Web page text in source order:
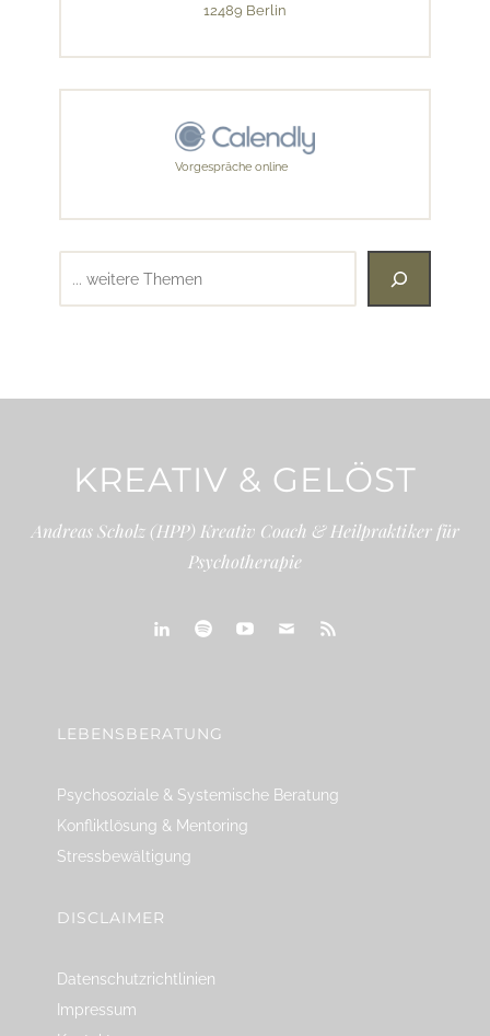
12489 Berlin
Vorgespräche online
KREATIV & GELÖST
Andreas Scholz (HPP) Kreativ Coach & Heilpraktiker für
Psychotherapie
LEBENSBERATUNG
Psychosoziale & Systemische Beratung
Konfliktlösung & Mentoring
Stressbewältigung
DISCLAIMER
Datenschutzrichtlinien
Impressum